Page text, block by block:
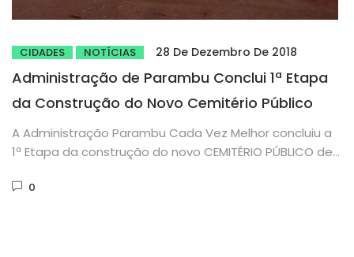
CIDADES NOTÍCIAS 28 De Dezembro De 2018
Administração de Parambu Conclui 1ª Etapa
da Construção do Novo Cemitério Público
A Administração Parambu Cada Vez Melhor concluiu a
1ª Etapa da construção do novo CEMITÉRIO PÚBLICO de
0